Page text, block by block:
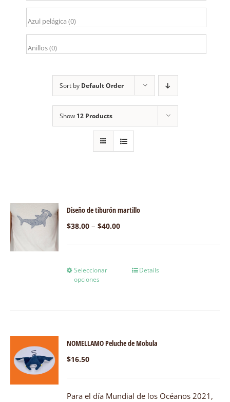
Sort by Default Order
Show 12 Products
Diseño de tiburón martillo
$38.00 –$40.00
Seleccionar
opciones
Details
NOMELLAMO Peluche de Mobula
$16.50
Para el día Mundial de los Océanos 2021,